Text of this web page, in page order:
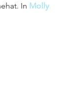
In Molly